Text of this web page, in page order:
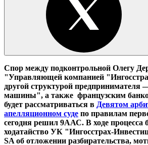
Спор между подконтрольной Олегу
"Управляющей компанией
другой структурой
машины", а также французским
будет рассматриваться в Девятом
апелляционном суде по правилам
сегодня решил 9ААС. В ходе процесса
ходатайство УК "Ингосстрах-
SA об отложении разбирательства,